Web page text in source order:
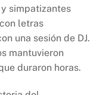
simpatizantes
letras
una sesión de DJ.
mantuvieron
duraron horas.